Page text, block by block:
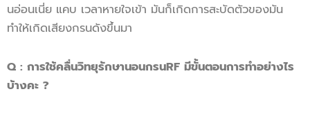
นอ่อนเนี่ย แคบ เวลาหายใจเข้า มันก็เกิดการสะบัดตัวของมัน
ทำให้เกิดเสียงกรนดังขึ้นมา
Q : การใช้คลื่นวิทยุรักษานอนกรนRF มีขั้นตอนการทำอย่างไร
บ้างคะ ?